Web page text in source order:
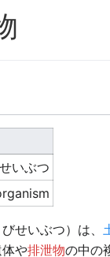
いぶつ
びせいぶつ）は、
や排泄物の中の